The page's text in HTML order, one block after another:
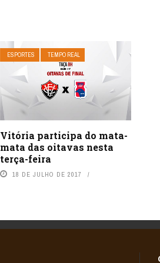
ESPORTES TEMPO REAL
Vitória participa do mata-
mata das oitavas nesta
terça-feira
18 DE JULHO DE 2017